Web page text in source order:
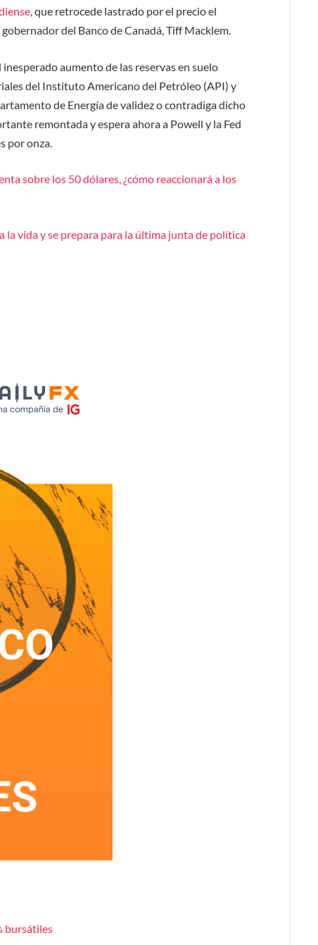
, que retrocede lastrado por el precio el
del Banco de Canadá, Tiff Macklem.
aumento de las reservas en suelo
del Instituto Americano del Petróleo (API) y
de Energía de validez o contradiga dicho
remontada y espera ahora a Powell y la Fed
por onza.
sobre los 50 dólares, ¿cómo reaccionará a los
la vida y se prepara para la última junta de política
bursátiles